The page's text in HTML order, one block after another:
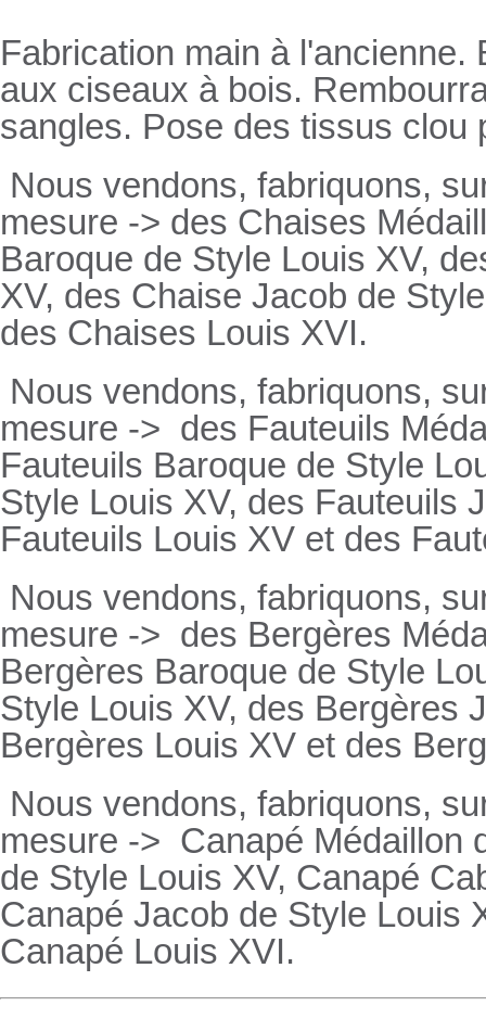
Fabrication main à
aux ciseaux à bois.
sangles. Pose des tissus clou
Nous vendons, fabriquons,
mesure -> des Chaises
Baroque de Style Louis XV,
XV, des Chaise Jacob de
des Chaises Louis XVI.
Nous vendons, fabriquons,
mesure -> des Fauteuils
Fauteuils Baroque de Style
Style Louis XV, des Fauteuils
Fauteuils Louis XV et des
Nous vendons, fabriquons,
mesure -> des Bergères
Bergères Baroque de Style
Style Louis XV, des Bergères
Bergères Louis XV et des
Nous vendons, fabriquons,
mesure -> Canapé Médaillon
de Style Louis XV, Canapé
Canapé Jacob de Style Louis
Canapé Louis XVI.